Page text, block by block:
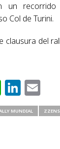
un
Col de Turini.
clausura del
MUNDIAL